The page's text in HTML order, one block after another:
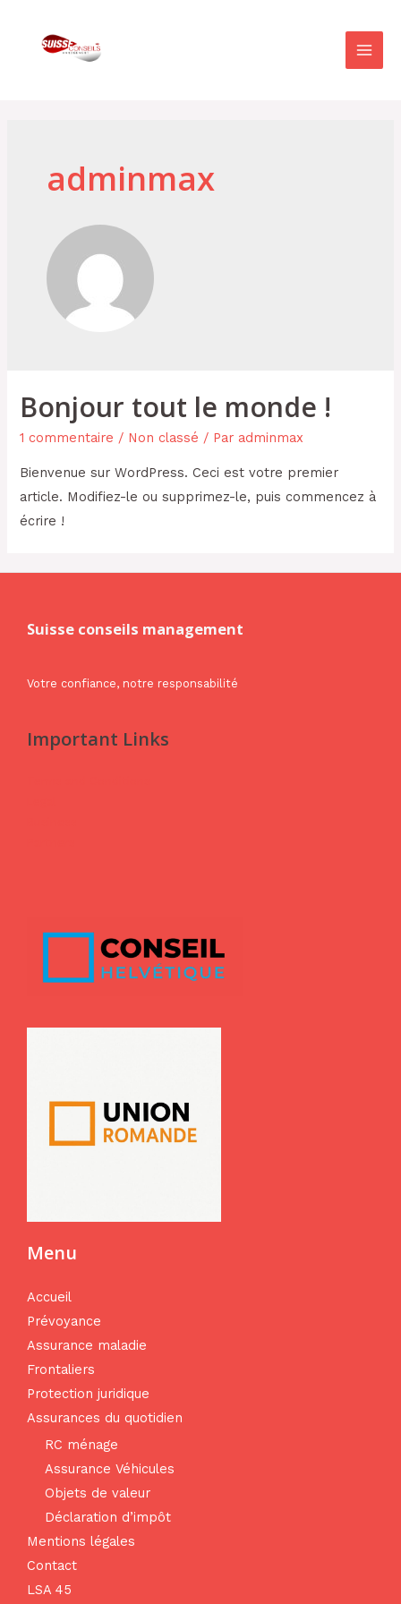
adminmax
Bonjour tout le monde !
1 commentaire / Non classé / Par adminmax
Bienvenue sur WordPress. Ceci est votre premier
article. Modifiez-le ou supprimez-le, puis commencez à
écrire !
Suisse conseils management
Votre confiance, notre responsabilité
Important Links
Menu
Accueil
Prévoyance
Assurance maladie
Frontaliers
Protection juridique
Assurances du quotidien
RC ménage
Assurance Véhicules
Objets de valeur
Déclaration d’impôt
Mentions légales
Contact
LSA 45